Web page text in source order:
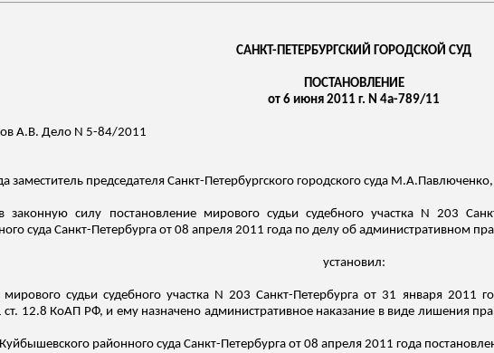
САНКТ-ПЕТЕРБУРГСКИЙ ГОРОДСКОЙ СУД
ПОСТАНОВЛЕНИЕ
от 6 июня 2011 г. N 4а-789/11
А.В. Дело N 5-84/2011
заместитель председателя Санкт-Петербургского городского суда М.А.Павлюченко
законную силу постановление мирового судьи судебного участка N 203
суда Санкт-Петербурга от 08 апреля 2011 года по делу об административном
установил:
мирового судьи судебного участка N 203 Санкт-Петербурга от 31 января
ст. 12.8 КоАП РФ, и ему назначено административное наказание в виде лишения
районного суда Санкт-Петербурга от 08 апреля 2011 года